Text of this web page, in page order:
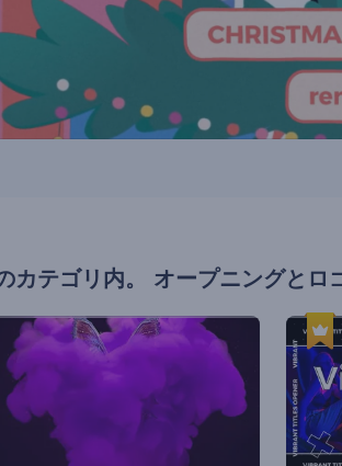
カテゴリ内。 オープニングとロ